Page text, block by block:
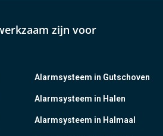
zijn voor
Alarmsysteem in Gutschoven
Alarmsysteem in Halen
Alarmsysteem in Halmaal